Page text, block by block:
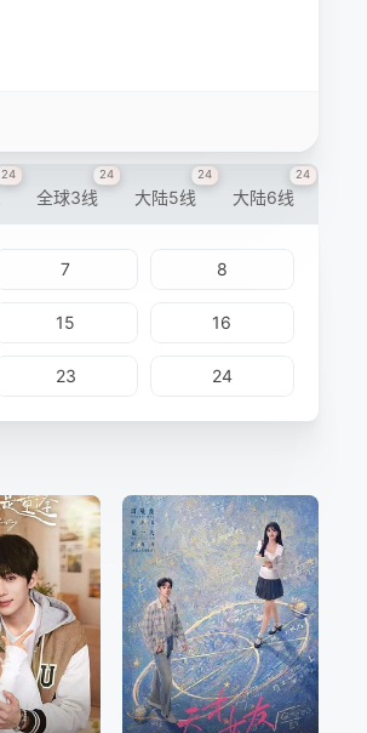
24
全球3线
24
大陆5线
24
大陆6线
24
7 8
15 16
23 24